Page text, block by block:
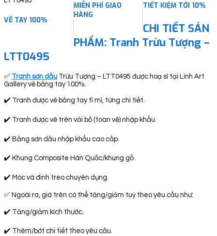
VẼ TAY 100%
MIỄN PHÍ GIAO
HÀNG
TIẾT KIỆM TỚI 10%
CHI TIẾT SẢN
PHẨM: Tranh Trừu Tượng –
LTT0495
✅ Tranh sơn dầu Trừu Tượng – LTT0495 được hoạ sĩ tại Linh Art
Gallery vẽ bằng tay 100%.
✔️ Tranh được vẽ bằng tay tỉ mỉ, từng chi tiết.
✔️ Tranh được vẽ trên vải bố (toan vẽ) nhập khẩu.
✔️ Bằng sơn dầu nhập khẩu cao cấp.
✔️ Khung Composite Hàn Quốc/khung gỗ.
✔️ Móc và đinh treo chuyên dụng.
✅ Ngoài ra, giá trên có thể tăng/giảm tuỳ theo yêu cầu như:
✔️ Tăng/giảm kích thước.
✔️ Thêm/bớt chi tiết theo yêu cầu.